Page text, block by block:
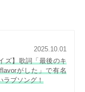
2025.10.01
ズ】歌詞「最後のキ
がした」で有名
ラブソング！